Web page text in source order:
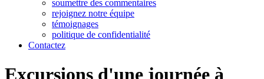
soumettre des commentaires
rejoignez notre équipe
témoignages
politique de confidentialité
Contactez
Excursions d'une journée à